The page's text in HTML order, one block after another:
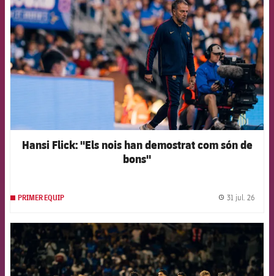
Hansi Flick: "Els nois han demostrat com són de
bons"
PRIMER EQUIP 31 jul. 26
FCB Barcelona badge